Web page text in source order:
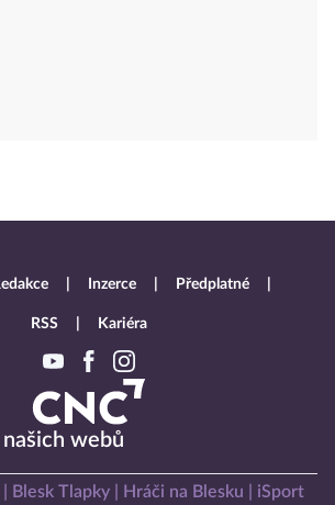
webů
Blesk Tlapky Hráči na Blesku
iSport
Inzerce Předplatné
RSS Kariéra